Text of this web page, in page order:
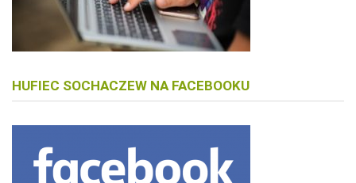
HUFIEC SOCHACZEW NA FACEBOOKU